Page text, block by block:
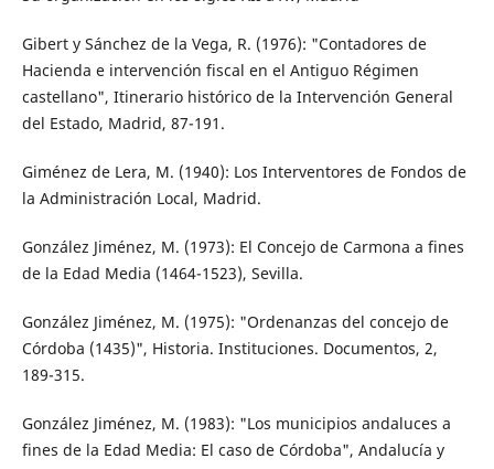
Gibert y Sánchez de la Vega, R. (1976): "Contadores de
Hacienda e intervención fiscal en el Antiguo Régimen
castellano", Itinerario histórico de la Intervención General
del Estado, Madrid, 87-191.
Giménez de Lera, M. (1940): Los Interventores de Fondos de
la Administración Local, Madrid.
González Jiménez, M. (1973): El Concejo de Carmona a fines
de la Edad Media (1464-1523), Sevilla.
González Jiménez, M. (1975): "Ordenanzas del concejo de
Córdoba (1435)", Historia. Instituciones. Documentos, 2,
189-315.
González Jiménez, M. (1983): "Los municipios andaluces a
fines de la Edad Media: El caso de Córdoba", Andalucía y